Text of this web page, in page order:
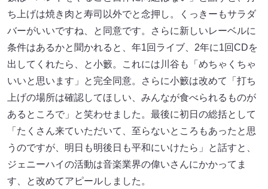
ち上げは焼き肉と寿司以外でと念押し。くっきーもサラダ
バーがいいですね、と同意です。さらに新しいレーベルに
条件はあるかと聞かれると、年1回ライブ、2年に1回CDを
出してくれたら、と小籔。これには川谷も「めちゃくちゃ
いいと思います」と完全同意。さらに小籔は改めて「打ち
上げの場所は確認してほしい、みんなが食べられるものが
あるところで」と笑わせました。最後に初日の総括として
「たくさん来ていただいて、至らないところもあったと思
うのですが、明日も明後日も平和にいけたら」と話すと、
ジェニーハイの活動は音楽業界の偉いさんにかかってま
す、と改めてアピールしました。